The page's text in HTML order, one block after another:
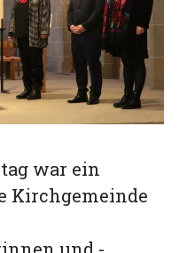
war ein
Kirchgemeinde
und -